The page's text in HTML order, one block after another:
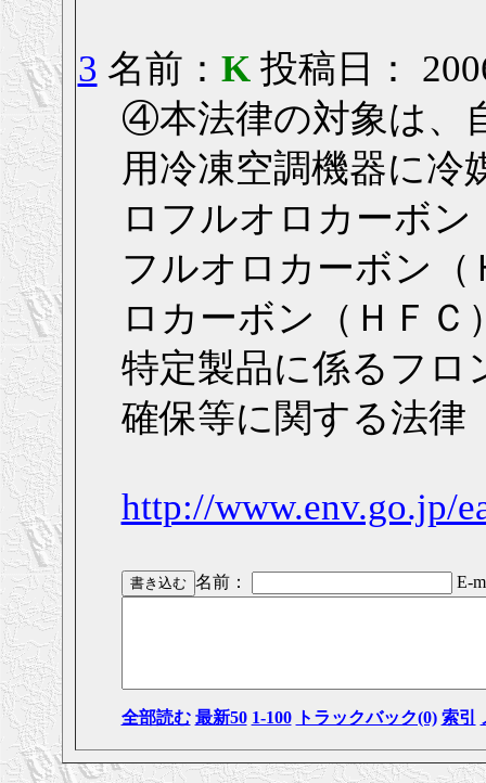
3 名前： K 投稿日：
④本法律の対象は、
用冷凍空調機器に
ロフルオロカーボ
フルオロカーボン
ロカーボン（ＨＦ
特定製品に係るフロ
確保等に関する法律
http://www.env.go.jp/
名前： E-
全部読む 最新50 1-100 トラックバック(0) 索引